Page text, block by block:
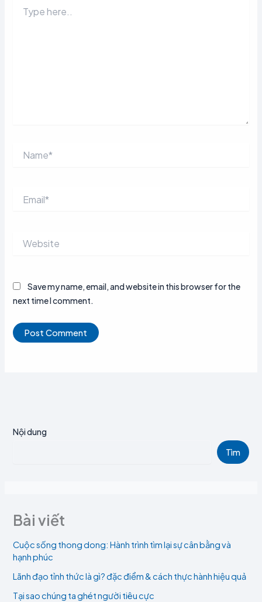
here..
Save my name, email, and website in this browser for the
next time I comment.
Nội dung
Tìm
Bài viết
Cuộc sống thong dong: Hành trình tìm lại sự cân bằng và
hạnh phúc
Lãnh đạo tỉnh thức là gì? đặc điểm & cách thực hành hiệu quả
Tại sao chúng ta ghét người tiêu cực